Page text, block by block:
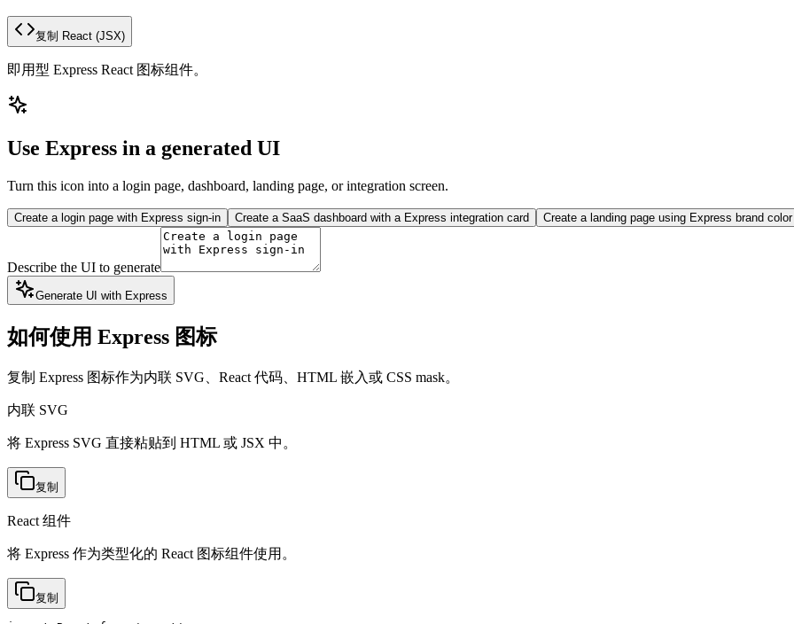
复制 React (JSX)
即用型 Express React 图标组件。
Use Express in a generated UI
Turn this icon into a login page, dashboard, landing page, or integration screen.
Create a login page with Express sign-in Create a SaaS dashboard with a Express integration card Create a landing page using Express brand
Describe the UI to generate
Generate UI with Express
如何使用 Express 图标
复制 Express 图标作为内联 SVG、React 代码、HTML 嵌入或 CSS mask。
内联 SVG
将 Express SVG 直接粘贴到 HTML 或 JSX 中。
复制
React 组件
将 Express 作为类型化的 React 图标组件使用。
复制